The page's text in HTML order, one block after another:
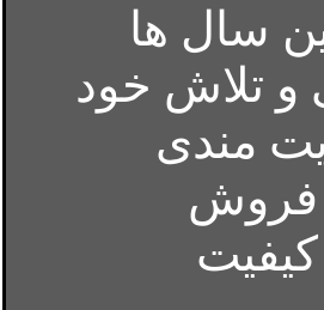
سال ها
و تلاش خود
مندی
فروش
کیفیت